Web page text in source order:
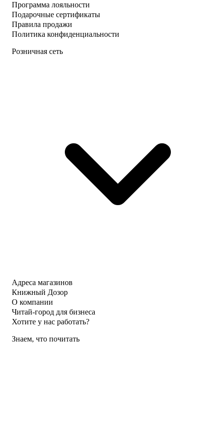
Программа лояльности
Подарочные сертификаты
Правила продажи
Политика конфиденциальности
Розничная сеть
Адреса магазинов
Книжный Дозор
О компании
Читай-город для бизнеса
Хотите у нас работать?
Знаем, что почитать